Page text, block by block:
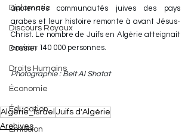
Diplomatie
Discours Royaux
Dossier
Droits Humains
Économie
Éducation
Émission
anciennes communautés juives des pays
arabes et leur histoire remonte à avant Jésus-
Christ. Le nombre de Juifs en Algérie atteignait
environ 140 000 personnes.
Photographie : Beit Al Shatat
Algérie_Israel Juifs d'Algérie
Archives